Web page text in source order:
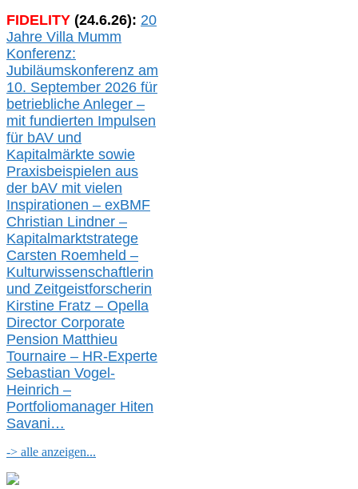
FIDELITY (24.6.26): 20
Jahre Villa Mumm
Konferenz:
Jubiläumskonferenz am
10. September 2026 für
betriebliche Anleger –
mit fundierten Impulsen
für bAV und
Kapitalmärkte sowie
Praxisbeispielen aus
der bAV mit vielen
Inspirationen – exBMF
Christian Lindner –
Kapitalmarktstratege
Carsten Roemheld –
Kulturwissenschaftlerin
und Zeitgeistforscherin
Kirstine Fratz – Opella
Director Corporate
Pension Matthieu
Tournaire – HR-Experte
Sebastian Vogel-
Heinrich –
Portfoliomanager Hiten
Savani…
-> alle anzeigen...